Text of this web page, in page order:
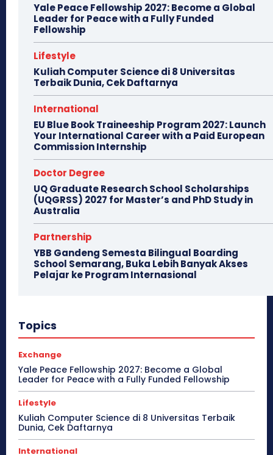
Yale Peace Fellowship 2027: Become a Global
Leader for Peace with a Fully Funded
Fellowship
Lifestyle
Kuliah Computer Science di 8 Universitas
Terbaik Dunia, Cek Daftarnya
International
EU Blue Book Traineeship Program 2027: Launch
Your International Career with a Paid European
Commission Internship
Doctor Degree
UQ Graduate Research School Scholarships
(UQGRSS) 2027 for Master’s and PhD Study in
Australia
Partnership
YBB Gandeng Semesta Bilingual Boarding
School Semarang, Buka Lebih Banyak Akses
Pelajar ke Program Internasional
Topics
Exchange
Yale Peace Fellowship 2027: Become a Global
Leader for Peace with a Fully Funded Fellowship
Lifestyle
Kuliah Computer Science di 8 Universitas Terbaik
Dunia, Cek Daftarnya
International